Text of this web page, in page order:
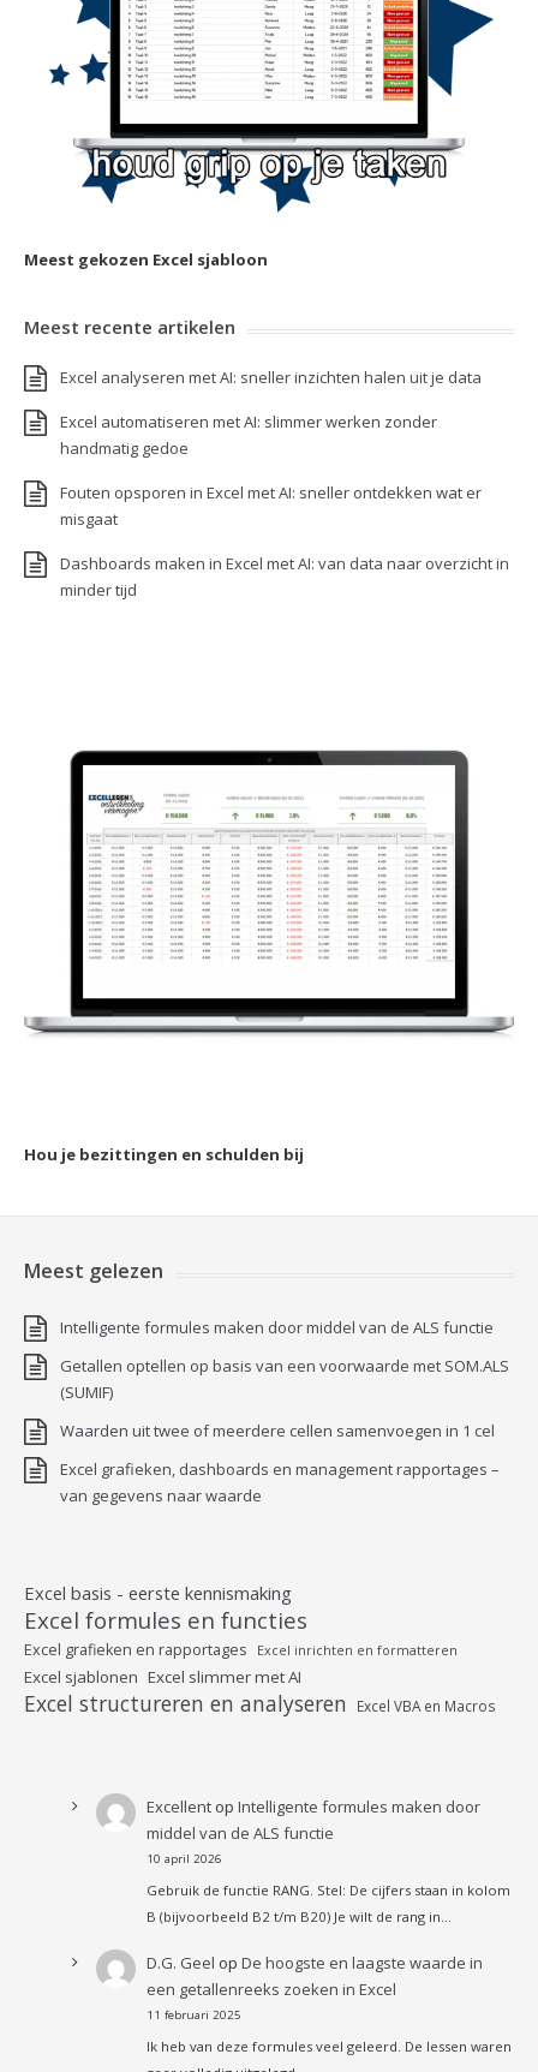
Meest gekozen Excel sjabloon
Meest recente artikelen
Excel analyseren met AI: sneller inzichten halen uit je data
Excel automatiseren met AI: slimmer werken zonder
handmatig gedoe
Fouten opsporen in Excel met AI: sneller ontdekken wat er
misgaat
Dashboards maken in Excel met AI: van data naar overzicht in
minder tijd
Hou je bezittingen en schulden bij
Meest gelezen
Intelligente formules maken door middel van de ALS functie
Getallen optellen op basis van een voorwaarde met SOM.ALS
(SUMIF)
Waarden uit twee of meerdere cellen samenvoegen in 1 cel
Excel grafieken, dashboards en management rapportages –
van gegevens naar waarde
Excel basis - eerste kennismaking
Excel formules en functies
Excel grafieken en rapportages Excel inrichten en formatteren
Excel sjablonen Excel slimmer met AI
Excel structureren en analyseren Excel VBA en Macros
Excellent opIntelligente formules maken door
middel van de ALS functie
10 april 2026
Gebruik de functie RANG. Stel: De cijfers staan in kolom
B (bijvoorbeeld B2 t/m B20) Je wilt de rang in…
D.G. Geel opDe hoogste en laagste waarde in
een getallenreeks zoeken in Excel
11 februari 2025
Ik heb van deze formules veel geleerd. De lessen waren